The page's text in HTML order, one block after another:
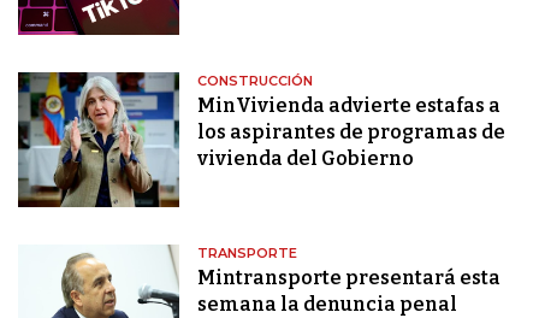
CONSTRUCCIÓN
MinVivienda advierte estafas a
los aspirantes de programas de
vivienda del Gobierno
TRANSPORTE
Mintransporte presentará esta
semana la denuncia penal